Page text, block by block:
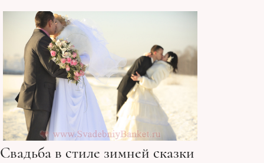
Свадьба в стиле зимней сказки